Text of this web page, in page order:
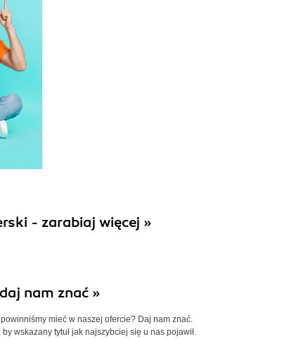
- zarabiaj więcej »
nam znać »
mieć w naszej ofercie? Daj nam znać.
wskazany tytuł jak najszybciej się u nas pojawił.